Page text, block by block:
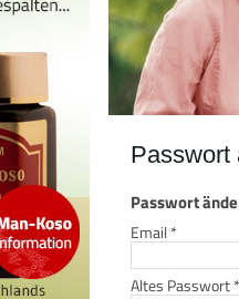
Passwort
Passwort
Email*
Altes Passwort*